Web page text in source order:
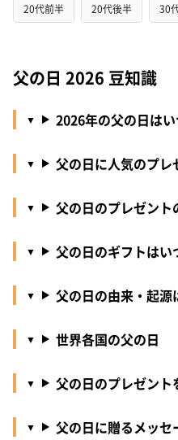
20代前半 20代後半 30
父の日 2026 豆知識
2026年の父の日はい
父の日に人気のプレ
父の日のプレゼント
父の日のギフトはい
父の日の由来・起源
世界各国の父の日
父の日のプレゼント
父の日に贈るメッ